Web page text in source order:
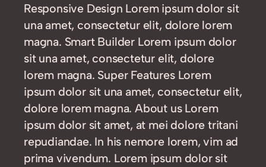
Responsive Design Lorem ipsum dolor sit
una amet, consectetur elit, dolore lorem
magna. Smart Builder Lorem ipsum dolor
sit una amet, consectetur elit, dolore
lorem magna. Super Features Lorem
ipsum dolor sit una amet, consectetur elit,
dolore lorem magna. About us Lorem
ipsum dolor sit amet, at mei dolore tritani
repudiandae. In his nemore lorem, vim ad
prima vivendum. Lorem ipsum dolor sit